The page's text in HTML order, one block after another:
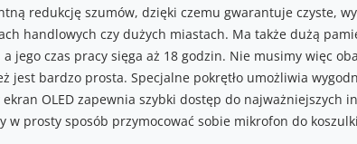
redukcję szumów, dzięki czemu gwarantuje czyste,
handlowych czy dużych miastach. Ma także dużą
jego czas pracy sięga aż 18 godzin. Nie musimy więc
jest bardzo prosta. Specjalne pokrętło umożliwia
ekran OLED zapewnia szybki dostęp do najważniejszych
w prosty sposób przymocować sobie mikrofon do